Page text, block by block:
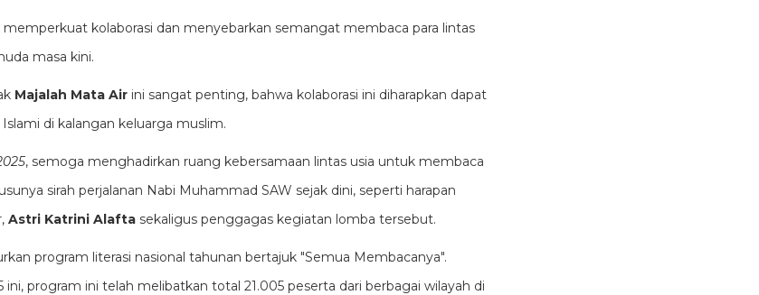
kolaborasi dan menyebarkan semangat membaca para lintas
masa kini.
Majalah Mata Air ini sangat penting, bahwa kolaborasi ini diharapkan dapat
di kalangan keluarga muslim.
, semoga menghadirkan ruang kebersamaan lintas usia untuk membaca
sirah perjalanan Nabi Muhammad SAW sejak dini, seperti harapan
Astri Katrini Alafta sekaligus penggagas kegiatan lomba tersebut.
program literasi nasional tahunan bertajuk "Semua Membacanya".
program ini telah melibatkan total 21.005 peserta dari berbagai wilayah di